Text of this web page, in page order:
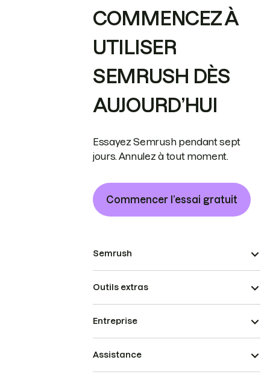
COMMENCEZ À
UTILISER
SEMRUSH DÈS
AUJOURD’HUI
Essayez Semrush pendant sept
jours. Annulez à tout moment.
Commencer l’essai gratuit
Semrush
Outils extras
Entreprise
Assistance